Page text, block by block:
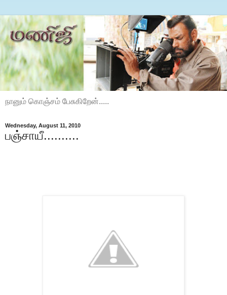
நானும் கொஞ்சம் பேசுகிறேன்.....
Wednesday, August 11, 2010
பஞ்சாயீ..........